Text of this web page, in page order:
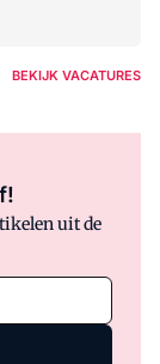
BEKIJK VACATURES
uit de